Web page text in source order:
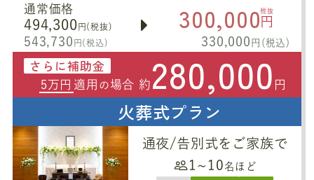
通常価格
494,300 円(税抜)
543,730 円(税込)
300,000税抜
円
330,000 円(税込)
さらに補助金
5万円 適用 の 場合 約 280,000 円
火葬式プラン
通夜/告別式をご家族で
1~10 名ほど